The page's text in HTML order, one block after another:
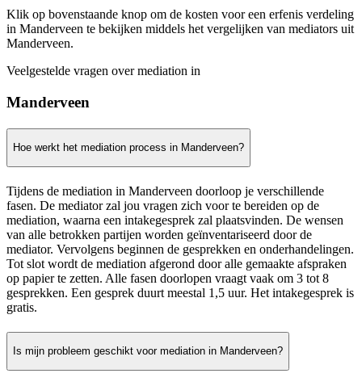
Klik op bovenstaande knop om de kosten voor een erfenis verdeling
in Manderveen te bekijken middels het vergelijken van mediators uit
Manderveen.
Veelgestelde vragen over mediation in
Manderveen
Hoe werkt het mediation process in Manderveen?
Tijdens de mediation in Manderveen doorloop je verschillende
fasen. De mediator zal jou vragen zich voor te bereiden op de
mediation, waarna een intakegesprek zal plaatsvinden. De wensen
van alle betrokken partijen worden geïnventariseerd door de
mediator. Vervolgens beginnen de gesprekken en onderhandelingen.
Tot slot wordt de mediation afgerond door alle gemaakte afspraken
op papier te zetten. Alle fasen doorlopen vraagt vaak om 3 tot 8
gesprekken. Een gesprek duurt meestal 1,5 uur. Het intakegesprek is
gratis.
Is mijn probleem geschikt voor mediation in Manderveen?